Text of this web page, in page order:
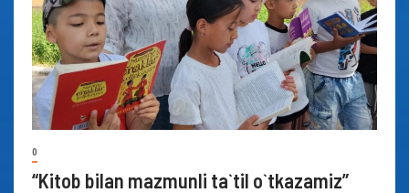
0
“Kitob bilan mazmunli ta`til o`tkazamiz”